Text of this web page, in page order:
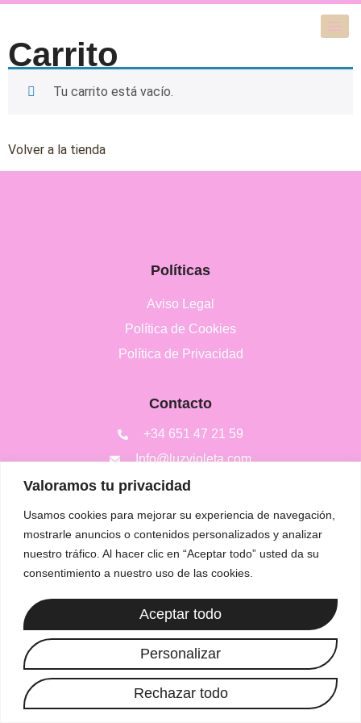
Valoramos tu privacidad
Usamos cookies para mejorar su experiencia de navegación,
mostrarle anuncios o contenidos personalizados y analizar
nuestro tráfico. Al hacer clic en “Aceptar todo” usted da su
consentimiento a nuestro uso de las cookies.
Personalizar
Rechazar todo
Aceptar todo
Carrito
Tu carrito está vacío.
Volver a la tienda
Políticas
Aviso Legal
Política de Cookies
Política de Privacidad
Contacto
+34 651 47 21 59
Info@luzvioleta.com
España
Copyright 2025, luzvioleta.com. All Rights Reserved.